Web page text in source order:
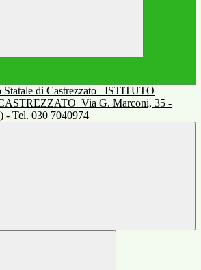
ISTITUTO
Via G. Marconi, 35 -
- Tel. 030 7040974